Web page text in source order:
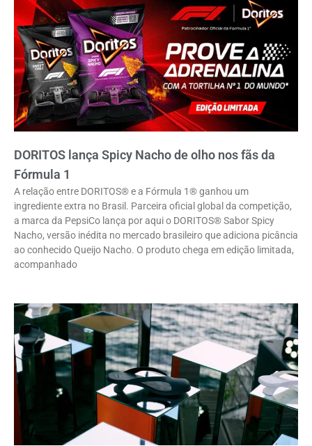
DORITOS lança Spicy Nacho de olho nos fãs da
Fórmula 1
A relação entre DORITOS® e a Fórmula 1® ganhou um
ingrediente extra no Brasil. Parceira oficial global da competição,
a marca da PepsiCo lança por aqui o DORITOS® Sabor Spicy
Nacho, versão inédita no mercado brasileiro que adiciona picância
ao conhecido Queijo Nacho. O produto chega em edição limitada,
acompanhado